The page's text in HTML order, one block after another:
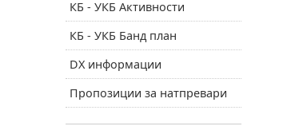
КБ - УКБ Активности
КБ - УКБ Банд план
DX информации
Пропозиции за натпревари